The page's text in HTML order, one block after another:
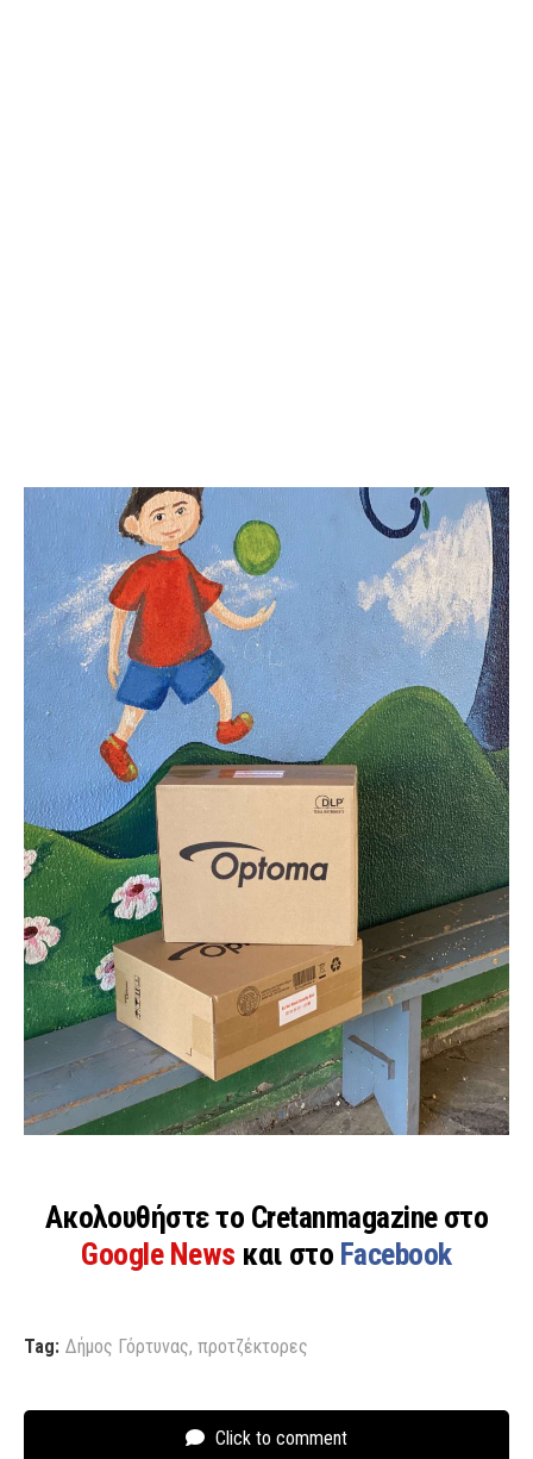
Ακολουθήστε το Cretanmagazine στο
Google News και στο Facebook
Tag: Δήμος Γόρτυνας, προτζέκτορες
Click to comment